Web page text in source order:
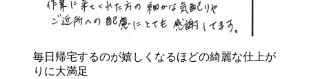
毎日帰宅するのが嬉しくなるほどの綺麗な仕上が
りに大満足